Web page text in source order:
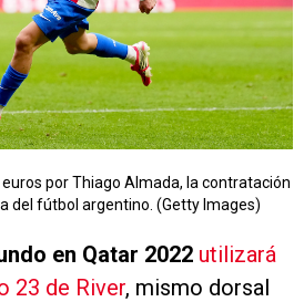
por Thiago Almada, la contratación
del fútbol argentino. (Getty Images)
en Qatar 2022 utilizará
23 de River, mismo dorsal